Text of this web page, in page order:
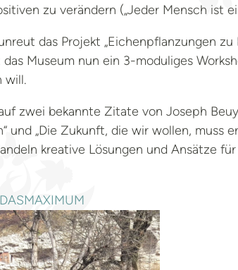
zu verändern („Jeder Mensch ist
das Projekt „Eichenpflanzungen zu
Museum nun ein 3-moduliges
will.
zwei bekannte Zitate von Joseph
und „Die Zukunft, die wir wollen, muss
kreative Lösungen und Ansätze